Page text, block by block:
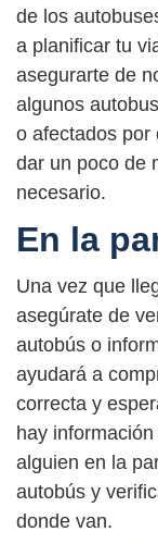
de los
a planificar tu
asegurarte de
algunos
o afectados por
dar un poco de
necesario.
En la
Una vez que
asegúrate de
autobús o
ayudará a
correcta y
hay
alguien en la
autobús y
donde van.